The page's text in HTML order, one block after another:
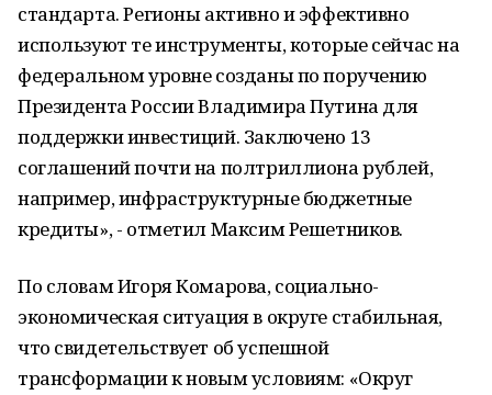
стандарта. Регионы активно и эффективно
используют те инструменты, которые сейчас на
федеральном уровне созданы по поручению
Президента России Владимира Путина для
поддержки инвестиций. Заключено 13
соглашений почти на полтриллиона рублей,
например, инфраструктурные бюджетные
кредиты», - отметил Максим Решетников.
По словам Игоря Комарова, социально-
экономическая ситуация в округе стабильная,
что свидетельствует об успешной
трансформации к новым условиям: «Округ